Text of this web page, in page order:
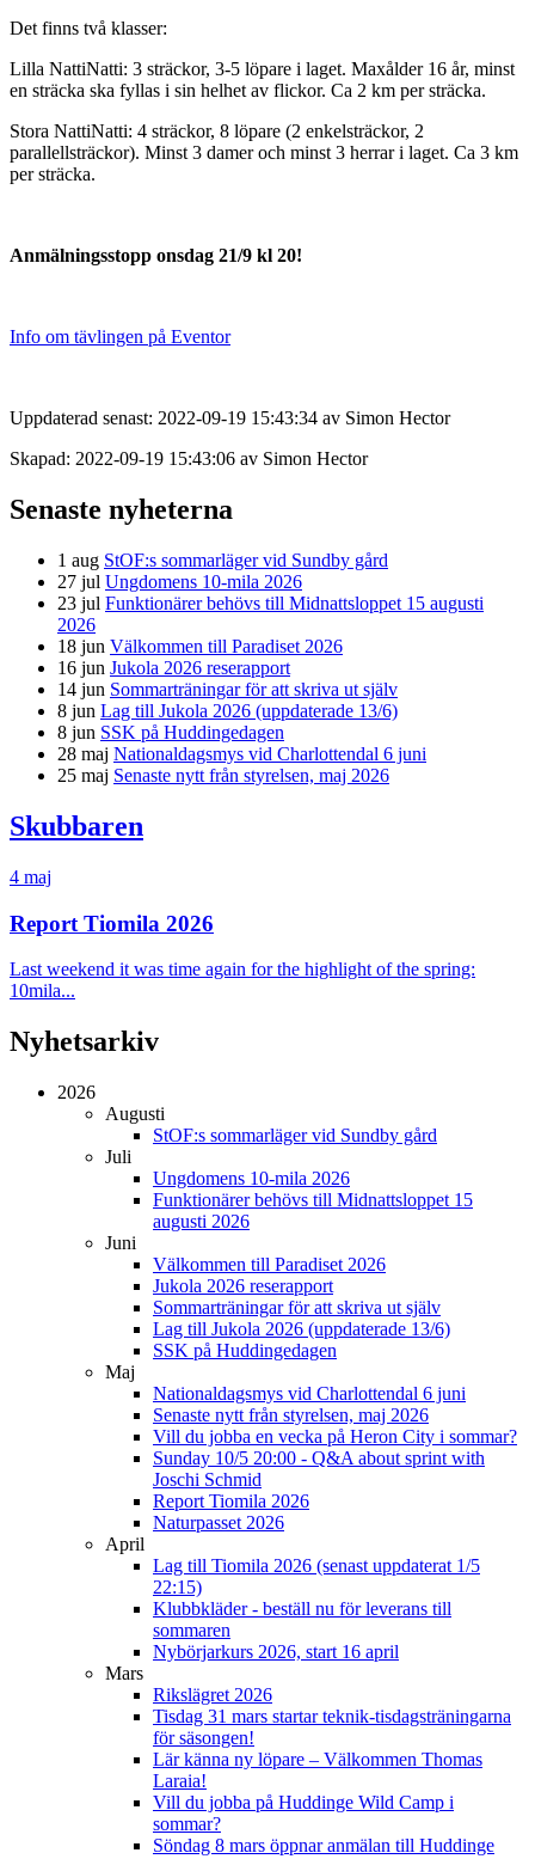
Det finns två klasser:
Lilla NattiNatti: 3 sträckor, 3-5 löpare i laget. Maxålder 16 år, minst
en sträcka ska fyllas i sin helhet av flickor. Ca 2 km per sträcka.
Stora NattiNatti: 4 sträckor, 8 löpare (2 enkelsträckor, 2
parallellsträckor). Minst 3 damer och minst 3 herrar i laget. Ca 3 km
per sträcka.
Anmälningsstopp onsdag 21/9 kl 20!
Info om tävlingen på Eventor
Uppdaterad senast: 2022-09-19 15:43:34 av Simon Hector
Skapad: 2022-09-19 15:43:06 av Simon Hector
Senaste nyheterna
1 aug StOF:s sommarläger vid Sundby gård
27 jul Ungdomens 10-mila 2026
23 jul Funktionärer behövs till Midnattsloppet 15 augusti
2026
18 jun Välkommen till Paradiset 2026
16 jun Jukola 2026 reserapport
14 jun Sommarträningar för att skriva ut själv
8 jun Lag till Jukola 2026 (uppdaterade 13/6)
8 jun SSK på Huddingedagen
28 maj Nationaldagsmys vid Charlottendal 6 juni
25 maj Senaste nytt från styrelsen, maj 2026
Skubbaren
4 maj
Report Tiomila 2026
Last weekend it was time again for the highlight of the spring:
10mila...
Nyhetsarkiv
2026
Augusti
StOF:s sommarläger vid Sundby gård
Juli
Ungdomens 10-mila 2026
Funktionärer behövs till Midnattsloppet 15
augusti 2026
Juni
Välkommen till Paradiset 2026
Jukola 2026 reserapport
Sommarträningar för att skriva ut själv
Lag till Jukola 2026 (uppdaterade 13/6)
SSK på Huddingedagen
Maj
Nationaldagsmys vid Charlottendal 6 juni
Senaste nytt från styrelsen, maj 2026
Vill du jobba en vecka på Heron City i sommar?
Sunday 10/5 20:00 - Q&A about sprint with
Joschi Schmid
Report Tiomila 2026
Naturpasset 2026
April
Lag till Tiomila 2026 (senast uppdaterat 1/5
22:15)
Klubbkläder - beställ nu för leverans till
sommaren
Nybörjarkurs 2026, start 16 april
Mars
Rikslägret 2026
Tisdag 31 mars startar teknik-tisdagsträningarna
för säsongen!
Lär känna ny löpare – Välkommen Thomas
Laraia!
Vill du jobba på Huddinge Wild Camp i
sommar?
Söndag 8 mars öppnar anmälan till Huddinge